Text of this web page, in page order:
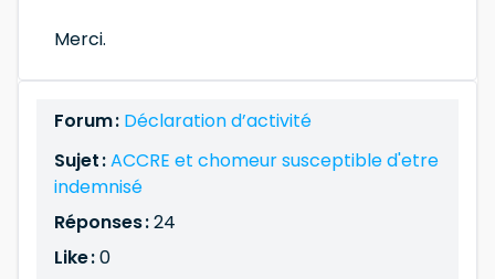
Merci.
Forum : Déclaration d’activité
Sujet :ACCRE et chomeur susceptible d'etre
indemnisé
Réponses :24
Like :0